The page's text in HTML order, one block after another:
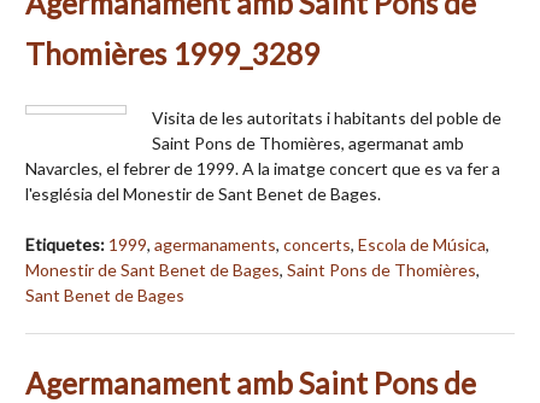
Thomières 1999_3289
Visita de les autoritats i habitants del poble de
Saint Pons de Thomières, agermanat amb
Navarcles, el febrer de 1999. A la imatge concert que es va fer a
l'església del Monestir de Sant Benet de Bages.
Etiquetes: 1999, agermanaments, concerts, Escola de Música,
Monestir de Sant Benet de Bages, Saint Pons de Thomières,
Sant Benet de Bages
Agermanament amb Saint Pons de